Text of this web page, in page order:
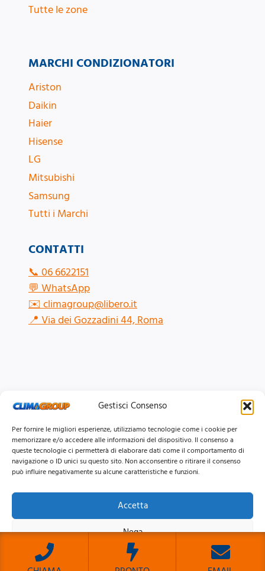
Gestisci Consenso
Per fornire le migliori esperienze, utilizziamo tecnologie come i cookie per
memorizzare e/o accedere alle informazioni del dispositivo. Il consenso a
queste tecnologie ci permetterà di elaborare dati come il comportamento di
navigazione o ID unici su questo sito. Non acconsentire o ritirare il consenso
può influire negativamente su alcune caratteristiche e funzioni.
Accetta
Nega
Visualizza le preferenze
Tutte le zone
CONTATTI
📞06 6622151
💬WhatsApp
✉️climagroup@libero.it
📍Via dei Gozzadini 44, Roma
MARCHI CONDIZIONATORI
Ariston
Daikin
Haier
Hisense
LG
Mitsubishi
Samsung
Tutti i Marchi
© 2026 Clima Group Impianti Srls P.IVA: 17771951005
Privacy
CookiePolicy | Mappa del Sito